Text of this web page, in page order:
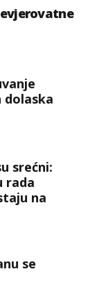
srećni:
rada
na
se